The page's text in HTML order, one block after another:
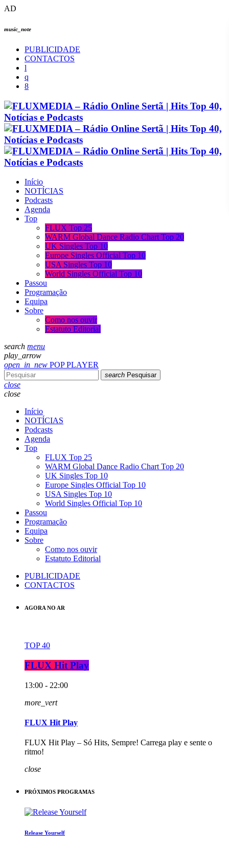
AD
music_note
PUBLICIDADE
CONTACTOS
Início
NOTÍCIAS
Podcasts
Agenda
Top
FLUX Top 25
WARM Global Dance Radio Chart Top 20
UK Singles Top 10
Europe Singles Official Top 10
USA Singles Top 10
World Singles Official Top 10
Passou
Programação
Equipa
Sobre
Como nos ouvir
Estatuto Editorial
search menu
play_arrow
open_in_new POP PLAYER
search Pesquisar
close
close
Início
NOTÍCIAS
Podcasts
Agenda
Top
FLUX Top 25
WARM Global Dance Radio Chart Top 20
UK Singles Top 10
Europe Singles Official Top 10
USA Singles Top 10
World Singles Official Top 10
Passou
Programação
Equipa
Sobre
Como nos ouvir
Estatuto Editorial
PUBLICIDADE
CONTACTOS
AGORA NO AR
TOP 40
FLUX Hit Play
13:00 - 22:00
more_vert
FLUX Hit Play
FLUX Hit Play – Só Hits, Sempre! Carrega play e sente o
ritmo!
close
PRÓXIMOS PROGRAMAS
Release Yourself